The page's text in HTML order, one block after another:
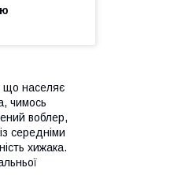
що населяє
чимось
воблер,
середніми
хижака.